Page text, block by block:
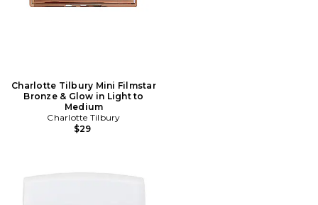
Charlotte Tilbury Mini Filmstar
Bronze & Glow in Light to
Medium
Charlotte Tilbury
$29